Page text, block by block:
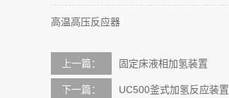
高温高压反应器
上一篇： 固定床液相加氢装置
下一篇： UC500釜式加氢反应装置